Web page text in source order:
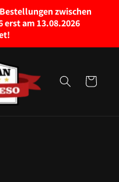
zwischen
erst am 13.08.2026